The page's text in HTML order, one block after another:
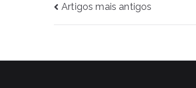
Navegação
de
Artigos mais antigos